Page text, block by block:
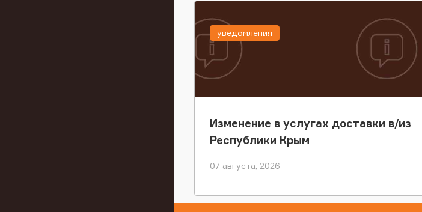
Изменение в услугах доставки в/из
Республики Крым
07 августа, 2026
уведомления